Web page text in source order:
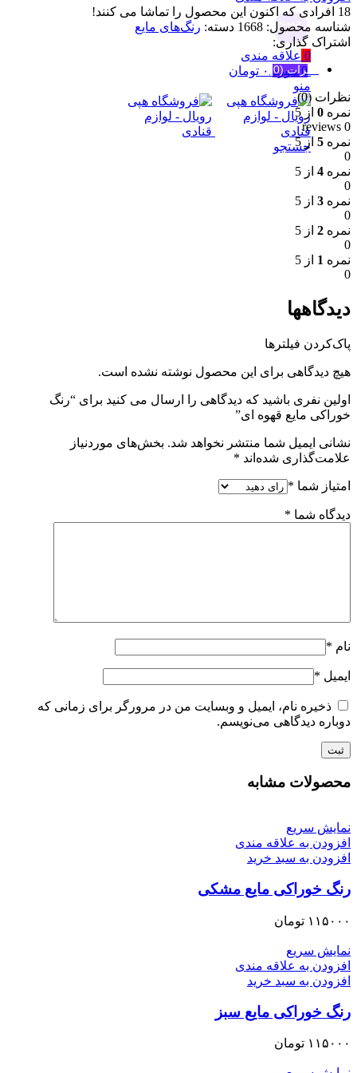
جستجو
0 علاقه مندی
0 مورد ۰ تومان
منو
جستجو
18 افرادی که اکنون این محصول را تماشا می کنند!
شناسه محصول: 1668 دسته: رنگ‌های مایع
اشتراک گذاری:
نظرات (0)
نظرات (0)
نمره 0 از 5
0 reviews
نمره 5 از 5
0
نمره 4 از 5
0
نمره 3 از 5
0
نمره 2 از 5
0
نمره 1 از 5
0
دیدگاهها
پاک‌کردن فیلترها
هیچ دیدگاهی برای این محصول نوشته نشده است.
اولین نفری باشید که دیدگاهی را ارسال می کنید برای “رنگ
خوراکی مایع قهوه ای”
نشانی ایمیل شما منتشر نخواهد شد. بخش‌های موردنیاز
علامت‌گذاری شده‌اند *
امتیاز شما *
دیدگاه شما *
نام *
ایمیل *
ذخیره نام، ایمیل و وبسایت من در مرورگر برای زمانی که
دوباره دیدگاهی می‌نویسم.
محصولات مشابه
نمایش سریع
افزودن به علاقه مندی
افزودن به سبد خرید
رنگ خوراکی مایع مشکی
۱۱۵۰۰۰ تومان
نمایش سریع
افزودن به علاقه مندی
افزودن به سبد خرید
رنگ خوراکی مایع سبز
۱۱۵۰۰۰ تومان